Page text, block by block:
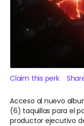
Claim this perk
Acceso al nuevo
(6) taquillas para el
productor ejecutivo